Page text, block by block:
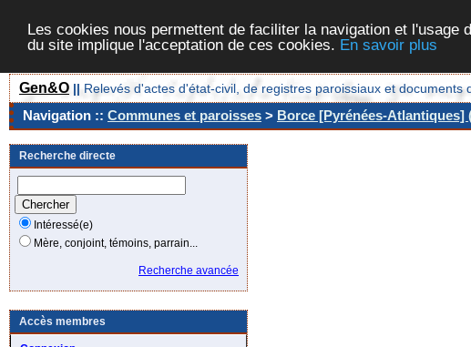
Les cookies nous permettent de faciliter la navigation et
du site implique l'acceptation de ces cookies. En savoir plus
Gen&O || Relevés d'actes d'état-civil, de registres paroissiaux et documents
Navigation :: Communes et paroisses > Borce [Pyrénées-Atlantiques]
Recherche directe
Intéressé(e)
Mère, conjoint, témoins, parrain...
Recherche avancée
Accès membres